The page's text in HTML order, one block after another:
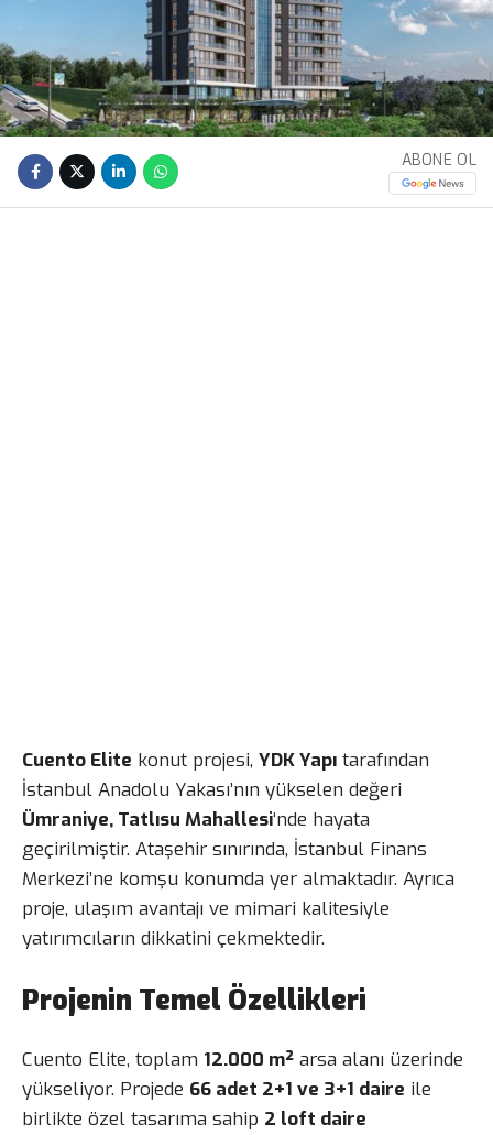
ABONE OL
Cuento Elite konut projesi, YDK Yapı tarafından
İstanbul Anadolu Yakası’nın yükselen değeri
Ümraniye, Tatlısu Mahallesi‘nde hayata
geçirilmiştir. Ataşehir sınırında, İstanbul Finans
Merkezi’ne komşu konumda yer almaktadır. Ayrıca
proje, ulaşım avantajı ve mimari kalitesiyle
yatırımcıların dikkatini çekmektedir.
Projenin Temel Özellikleri
Cuento Elite, toplam 12.000 m² arsa alanı üzerinde
yükseliyor. Projede 66 adet 2+1 ve 3+1 daire ile
birlikte özel tasarıma sahip 2 loft daire